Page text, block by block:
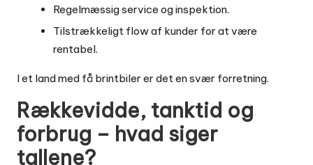
Regelmæssig service og inspektion.
Tilstrækkeligt flow af kunder for at være
rentabel.
I et land med få brintbiler er det en svær forretning.
Rækkevidde, tanktid og
forbrug – hvad siger
tallene?